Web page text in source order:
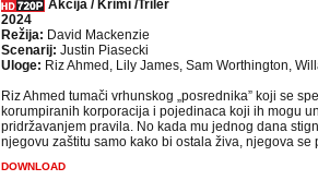
Akcija / Krimi /Triler
2024
Režija: David Mackenzie
Scenarij: Justin Piasecki
Uloge: Riz Ahmed, Lily James, Sam Worthington,
Riz Ahmed tumači vrhunskog „posrednika” koji se
korumpiranih korporacija i pojedinaca koji ih mogu
pridržavanjem pravila. No kada mu jednog dana
njegovu zaštitu samo kako bi ostala živa, njegova
DOWNLOAD